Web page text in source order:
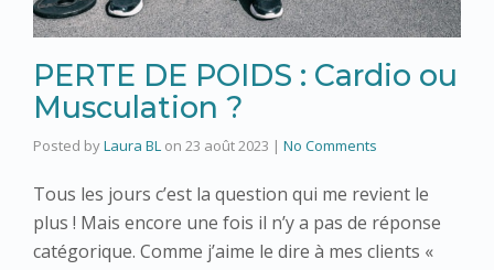
PERTE DE POIDS : Cardio ou
Musculation ?
Posted byLaura BL on 23 août 2023 | No Comments
Tous les jours c’est la question qui me revient le
plus ! Mais encore une fois il n’y a pas de réponse
catégorique. Comme j’aime le dire à mes clients «